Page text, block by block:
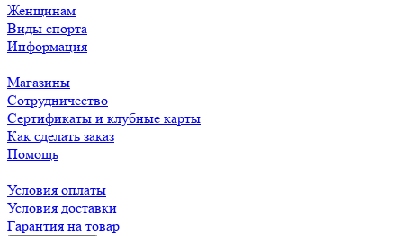
Женщинам
Виды спорта
Информация
Магазины
Сотрудничество
Сертификаты и клубные карты
Как сделать заказ
Помощь
Условия оплаты
Условия доставки
Гарантия на товар